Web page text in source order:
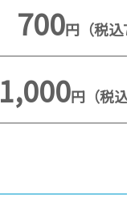
700円（税込
1,000円（税込